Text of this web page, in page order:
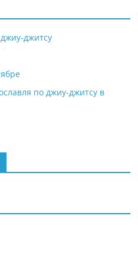
джитсу
по джиу-джитсу в